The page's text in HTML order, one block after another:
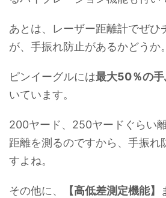
あとは、レーザー距離計でぜひ
が、手振れ防止があるかどうか。
ピンイーグルには最大50％の
いています。
200ヤード、250ヤードぐらい
距離を測るのですから、手振れ
すよね。
その他に、 【高低差測定機能】